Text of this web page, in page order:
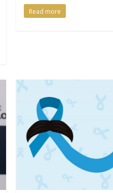
Read more